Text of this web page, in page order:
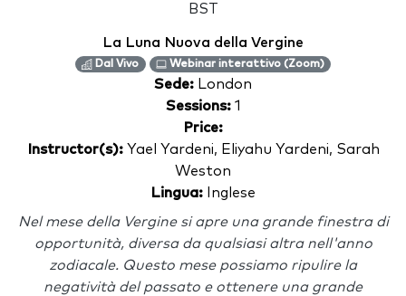
BST
La Luna Nuova della Vergine
Dal Vivo Webinar interattivo (Zoom)
Sede: London
Sessions:1
Price:
Instructor(s):Yael Yardeni, Eliyahu Yardeni, Sarah
Weston
Lingua: Inglese
Nel mese della Vergine si apre una grande finestra di
opportunità, diversa da qualsiasi altra nell'anno
zodiacale. Questo mese possiamo ripulire la
negatività del passato e ottenere una grande